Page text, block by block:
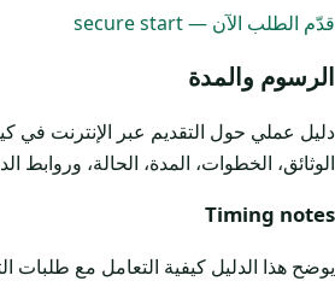
قدّم الطلب الآن — secure start
الرسوم والمدة
دليل عملي حول التقديم عبر الإنترنت في
الوثائق، الخطوات، المدة، الحالة، وروابط
Timing notes
يوضح هذا الدليل كيفية التعامل مع طلبات